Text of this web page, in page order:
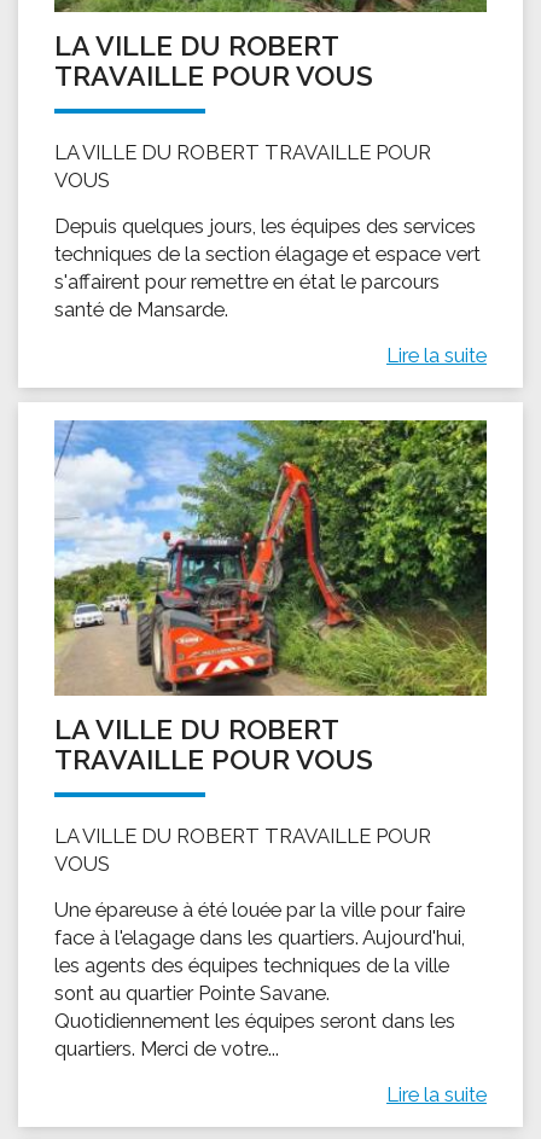
LA VILLE DU ROBERT
TRAVAILLE POUR VOUS
LA VILLE DU ROBERT TRAVAILLE POUR
VOUS
Depuis quelques jours, les équipes des services
techniques de la section élagage et espace vert
s'affairent pour remettre en état le parcours
santé de Mansarde.
Lire la suite
LA VILLE DU ROBERT
TRAVAILLE POUR VOUS
LA VILLE DU ROBERT TRAVAILLE POUR
VOUS
Une épareuse à été louée par la ville pour faire
face à l'elagage dans les quartiers. Aujourd'hui,
les agents des équipes techniques de la ville
sont au quartier Pointe Savane.
Quotidiennement les équipes seront dans les
quartiers. Merci de votre...
Lire la suite